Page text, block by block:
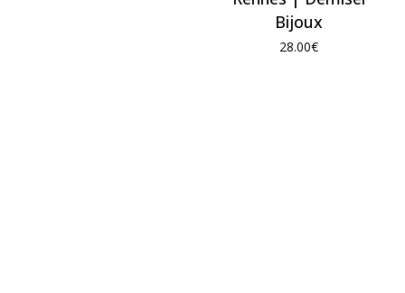
Bijoux
28.00€